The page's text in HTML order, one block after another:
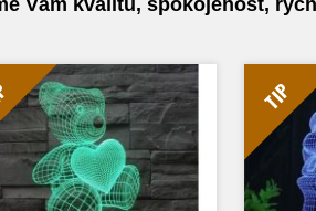
Vám kvalitu, spokojenost,
TIP